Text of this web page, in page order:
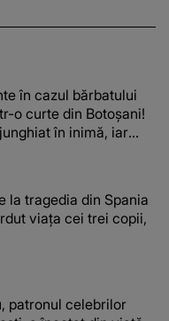
în cazul bărbatului
o curte din Botoșani!
în inimă, iar
la tragedia din Spania
viața cei trei copii,
patronul celebrilor